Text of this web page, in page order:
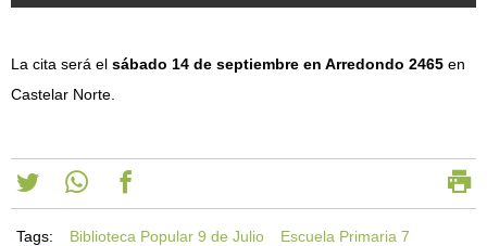
La cita será el sábado 14 de septiembre en Arredondo 2465 en
Castelar Norte.
Tags: Biblioteca Popular 9 de Julio
Escuela Primaria 7